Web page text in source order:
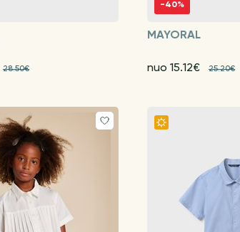
28.50€
-40%
MAYORAL
nuo 15.12€ 25.20€